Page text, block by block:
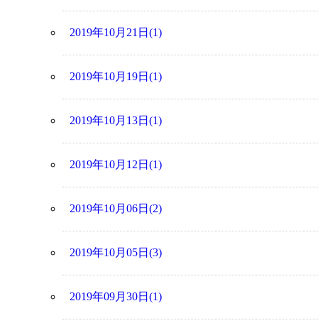
2019年10月21日(1)
2019年10月19日(1)
2019年10月13日(1)
2019年10月12日(1)
2019年10月06日(2)
2019年10月05日(3)
2019年09月30日(1)